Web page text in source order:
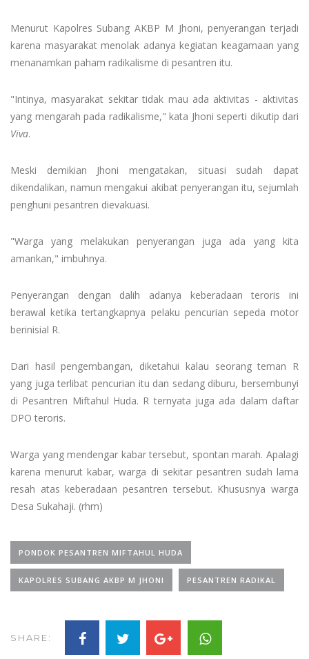
Menurut Kapolres Subang AKBP M Jhoni, penyerangan terjadi
karena masyarakat menolak adanya kegiatan keagamaan yang
menanamkan paham radikalisme di pesantren itu.
"Intinya, masyarakat sekitar tidak mau ada aktivitas - aktivitas
yang mengarah pada radikalisme," kata Jhoni seperti dikutip dari
Viva.
Meski demikian Jhoni mengatakan, situasi sudah dapat
dikendalikan, namun mengakui akibat penyerangan itu, sejumlah
penghuni pesantren dievakuasi.
"Warga yang melakukan penyerangan juga ada yang kita
amankan," imbuhnya.
Penyerangan dengan dalih adanya keberadaan teroris ini
berawal ketika tertangkapnya pelaku pencurian sepeda motor
berinisial R.
Dari hasil pengembangan, diketahui kalau seorang teman R
yang juga terlibat pencurian itu dan sedang diburu, bersembunyi
di Pesantren Miftahul Huda. R ternyata juga ada dalam daftar
DPO teroris.
Warga yang mendengar kabar tersebut, spontan marah. Apalagi
karena menurut kabar, warga di sekitar pesantren sudah lama
resah atas keberadaan pesantren tersebut. Khususnya warga
Desa Sukahaji. (rhm)
PONDOK PESANTREN MIFTAHUL HUDA
KAPOLRES SUBANG AKBP M JHONI PESANTREN RADIKAL
SHARE: